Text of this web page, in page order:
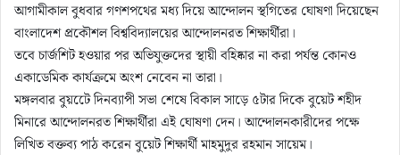
আগামীকাল বুধবার গণশপথের মধ্য দিয়ে আন্দোলন স্থগিতের ঘোষণা দিয়েছেন
বাংলাদেশ প্রকৌশল বিশ্ববিদ্যালয়ের আন্দোলনরত শিক্ষার্থীরা।
তবে চার্জশিট হওয়ার পর অভিযুক্তদের স্থায়ী বহিষ্কার না করা পর্যন্ত কোনও
একাডেমিক কার্যক্রমে অংশ নেবেন না তারা।
মঙ্গলবার বুয়টেে দিনব্যাপী সভা শেষে বিকাল সাড়ে ৫টার দিকে বুয়েট শহীদ
মিনারে আন্দোলনরত শিক্ষার্থীরা এই ঘোষণা দেন। আন্দোলনকারীদের পক্ষে
লিখিত বক্তব্য পাঠ করেন বুয়েট শিক্ষার্থী মাহমুদুর রহমান সায়েম।